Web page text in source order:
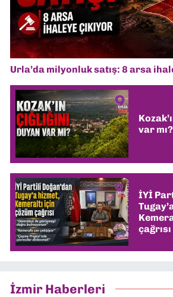
Urla’da milyonluk satış: 8 arsa
var mı?
İYİ
çağrısı
İzmir Haberleri